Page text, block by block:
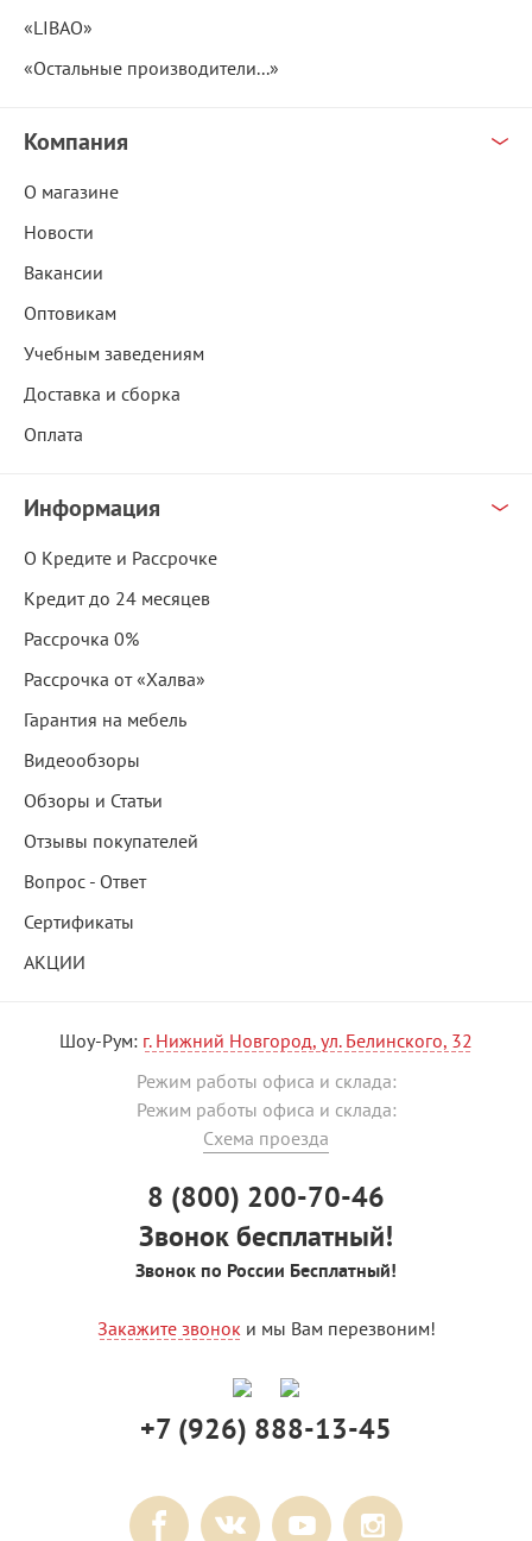
«LIBAO»
«Остальные производители...»
Компания
О магазине
Новости
Вакансии
Оптовикам
Учебным заведениям
Доставка и сборка
Оплата
Информация
О Кредите и Рассрочке
Кредит до 24 месяцев
Рассрочка 0%
Рассрочка от «Халва»
Гарантия на мебель
Видеообзоры
Обзоры и Статьи
Отзывы покупателей
Вопрос - Ответ
Сертификаты
АКЦИИ
Шоу-Рум: г. Нижний Новгород, ул. Белинского, 32
Режим работы офиса и склада:
Режим работы офиса и склада:
Схема проезда
8 (800) 200-70-46
Звонок бесплатный!
Звонок по России Бесплатный!
Закажите звонок и мы Вам перезвоним!
+7 (926) 888-13-45